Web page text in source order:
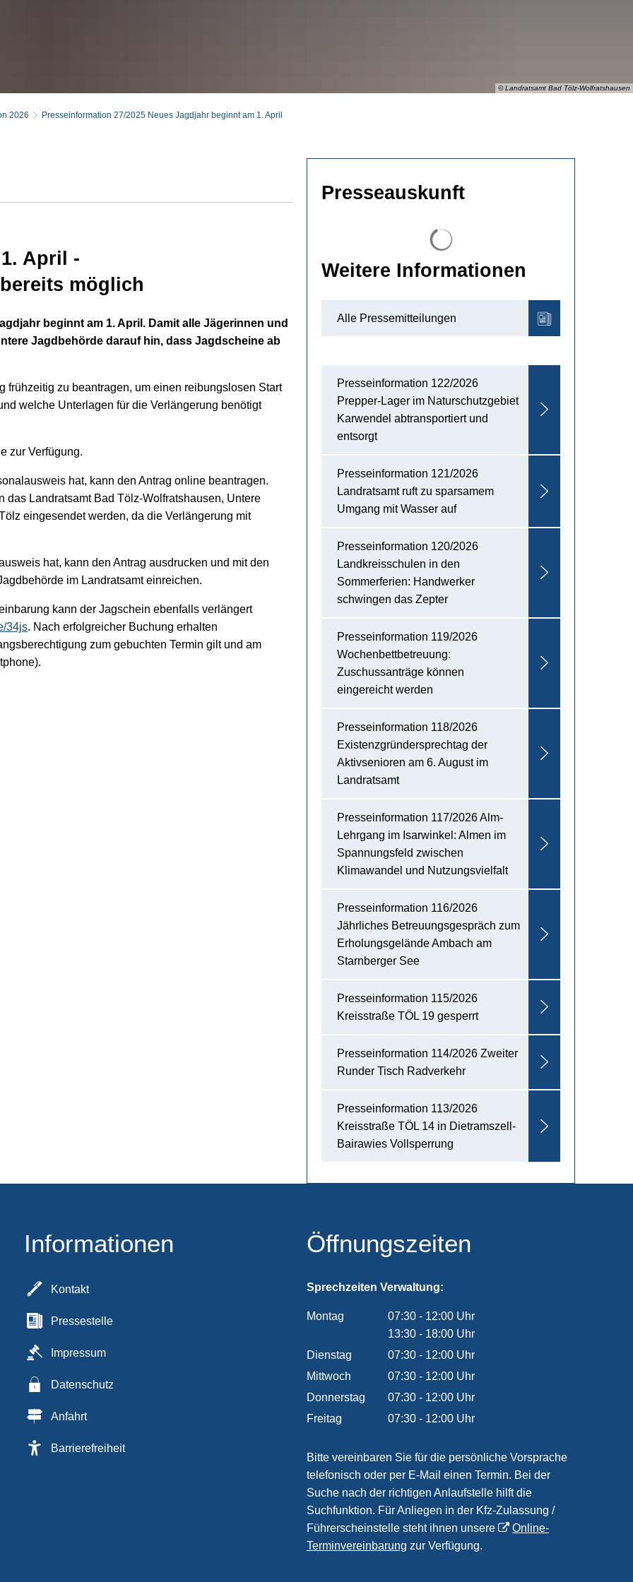
© Landratsamt Bad Tölz-Wolfratshausen
2026 Presseinformation 27/2025 Neues Jagdjahr beginnt am 1. April
April -
möglich
beginnt am 1. April. Damit alle Jägerinnen und
Jagdbehörde darauf hin, dass Jagdscheine ab
frühzeitig zu beantragen, um einen reibungslosen Start
welche Unterlagen für die Verlängerung benötigt
zur Verfügung.
hat, kann den Antrag online beantragen.
Landratsamt Bad Tölz-Wolfratshausen, Untere
eingesendet werden, da die Verlängerung mit
hat, kann den Antrag ausdrucken und mit den
im Landratsamt einreichen.
kann der Jagschein ebenfalls verlängert
34js. Nach erfolgreicher Buchung erhalten
zum gebuchten Termin gilt und am
Presseauskunft
Weitere Informationen
Alle Pressemitteilungen
Presseinformation 122/2026
Prepper-Lager im Naturschutzgebiet
Karwendel abtransportiert und
entsorgt
Presseinformation 121/2026
Landratsamt ruft zu sparsamem
Umgang mit Wasser auf
Presseinformation 120/2026
Landkreisschulen in den
Sommerferien: Handwerker
schwingen das Zepter
Presseinformation 119/2026
Wochenbettbetreuung:
Zuschussanträge können
eingereicht werden
Presseinformation 118/2026
Existenzgründersprechtag der
Aktivsenioren am 6. August im
Landratsamt
Presseinformation 117/2026 Alm-
Lehrgang im Isarwinkel: Almen im
Spannungsfeld zwischen
Klimawandel und Nutzungsvielfalt
Presseinformation 116/2026
Jährliches Betreuungsgespräch zum
Erholungsgelände Ambach am
Starnberger See
Presseinformation 115/2026
Kreisstraße TÖL 19 gesperrt
Presseinformation 114/2026 Zweiter
Runder Tisch Radverkehr
Presseinformation 113/2026
Kreisstraße TÖL 14 in Dietramszell-
Bairawies Vollsperrung
Informationen
Kontakt
Pressestelle
Impressum
Datenschutz
Anfahrt
Barrierefreiheit
Öffnungszeiten
Sprechzeiten Verwaltung:
Montag 07:30 - 12:00 Uhr
Von 07:30 bis 12:00 Uhr
13:30 - 18:00 Uhr
Von 13:30 bis 18:00 Uhr
Dienstag 07:30 - 12:00 Uhr
Von 07:30 bis 12:00 Uhr
Mittwoch 07:30 - 12:00 Uhr
Von 07:30 bis 12:00 Uhr
Donnerstag 07:30 - 12:00 Uhr
Von 07:30 bis 12:00 Uhr
Freitag 07:30 - 12:00 Uhr
Bitte vereinbaren Sie für die persönliche Vorsprache
telefonisch oder per E-Mail einen Termin. Bei der
Suche nach der richtigen Anlaufstelle hilft die
Suchfunktion. Für Anliegen in der Kfz-Zulassung /
Führerscheinstelle steht ihnen unsere
Online-
Terminvereinbarung zur Verfügung.